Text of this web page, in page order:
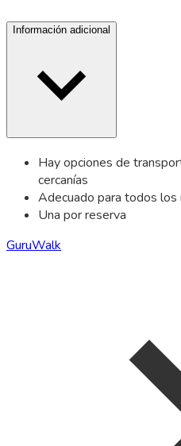
Información adicional
Hay opciones de
cercanías
Adecuado para todos
Una por reserva
GuruWalk